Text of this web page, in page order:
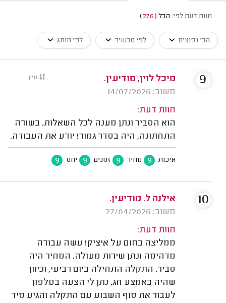
חוות דעת לפי: הכל (
276
)
הכי נפוצים לפי מכשיר לפי מותג
מיון
מיכל לוין, מודיעין.
משוב: 14/07/2026
חוות דעת:
הוא הסביר ונתן מענה לכל השאלות. בשורה
התחתונה, היה בסדר גמור! יודע את העבודה.
איכות 9 מחיר 9 זמנים 9 יחס 9
9
אילנה ל. מודיעין.
משוב: 27/04/2026
חוות דעת:
ממליצה בחום על איציק! עשה עבודה
מדהימה ונתן שירות מעולה. המחיר היה
סביר. התקלה התחילה ביום רביעי, וכיוון
שהיה באמצע חג, נתן לי הצעה בטלפון
לעבור את סוף השבוע עם התקלה והגיע מיד
10